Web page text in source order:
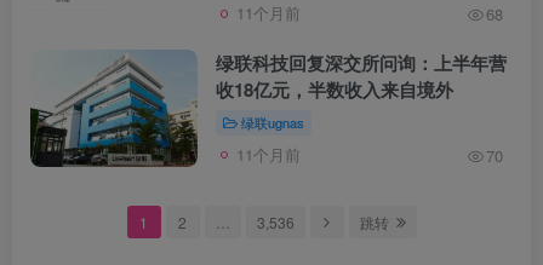
11个月前 68
绿联科技回复深交所问询：上半年营
收18亿元，半数收入来自境外
绿联ugnas
11个月前 70
1 2 3,536 跳转